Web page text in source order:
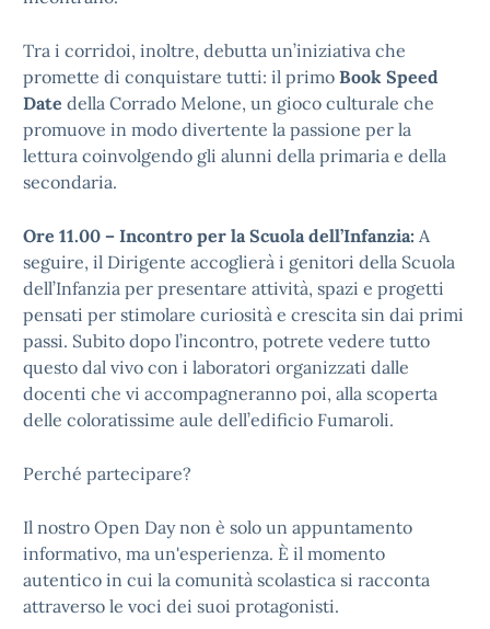
Tra i corridoi, inoltre, debutta un’iniziativa che
promette di conquistare tutti: il primo Book Speed
Date della Corrado Melone, un gioco culturale che
promuove in modo divertente la passione per la
lettura coinvolgendo gli alunni della primaria e della
secondaria.
Ore 11.00 – Incontro per la Scuola dell’Infanzia: A
seguire, il Dirigente accoglierà i genitori della Scuola
dell’Infanzia per presentare attività, spazi e progetti
pensati per stimolare curiosità e crescita sin dai primi
passi. Subito dopo l’incontro, potrete vedere tutto
questo dal vivo con i laboratori organizzati dalle
docenti che vi accompagneranno poi, alla scoperta
delle coloratissime aule dell’edificio Fumaroli.
Perché partecipare?
Il nostro Open Day non è solo un appuntamento
informativo, ma un'esperienza. È il momento
autentico in cui la comunità scolastica si racconta
attraverso le voci dei suoi protagonisti.